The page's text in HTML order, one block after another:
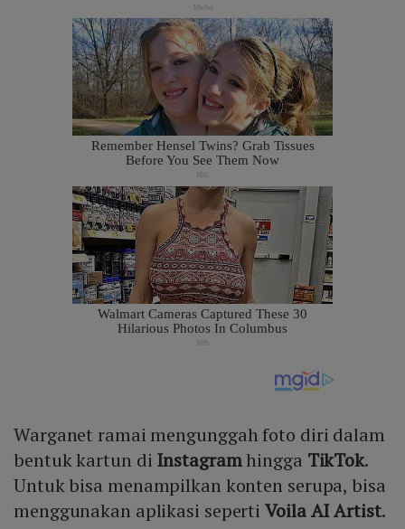
Warganet ramai mengunggah foto diri dalam
bentuk kartun di Instagramhingga TikTok.
Untuk bisa menampilkan konten serupa, bisa
menggunakan aplikasi sepertiVoila AI Artist.